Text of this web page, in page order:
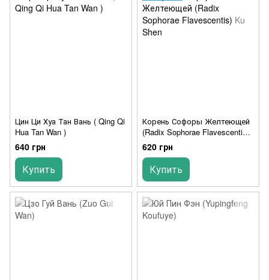
Цин Ци Хуа Тан Вань ( Qing Qi
Hua Tan Wan )
640 грн
Купить
Корень Софоры Желтеющей
(Radix Sophorae Flavescentis)
Ku Shen
620 грн
Купить